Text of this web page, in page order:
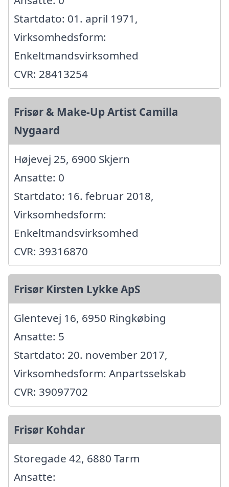
Startdato: 01. april 1971,
Virksomhedsform:
Enkeltmandsvirksomhed
CVR: 28413254
Frisør & Make-Up Artist Camilla
Nygaard
Højevej 25, 6900 Skjern
Ansatte: 0
Startdato: 16. februar 2018,
Virksomhedsform:
Enkeltmandsvirksomhed
CVR: 39316870
Frisør Kirsten Lykke ApS
Glentevej 16, 6950 Ringkøbing
Ansatte: 5
Startdato: 20. november 2017,
Virksomhedsform: Anpartsselskab
CVR: 39097702
Frisør Kohdar
Storegade 42, 6880 Tarm
Ansatte: